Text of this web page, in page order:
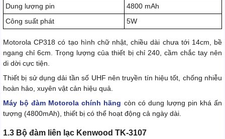
Dung lượng pin
4800 mAh
Công suất phát
5W
Motorola CP318 có tạo hình chữ nhật, chiều dài chưa tới 14cm, bề
ngang chỉ 6cm. Trọng lượng của thiết bị chỉ 240, cầm chắc tay nên
di dời cực tiện.
Thiết bị sử dụng dải tần số UHF nên truyền tín hiệu tốt, chống nhiễu
hoàn hảo, xuyên vật cản hiệu quả.
Máy bộ đàm Motorola chính hãng còn có dung lượng pin khá ấn
tượng (4800mAh), thiết bị có thể hoạt động cả ngày dài.
1.3 Bộ đàm liên lạc Kenwood TK-3107